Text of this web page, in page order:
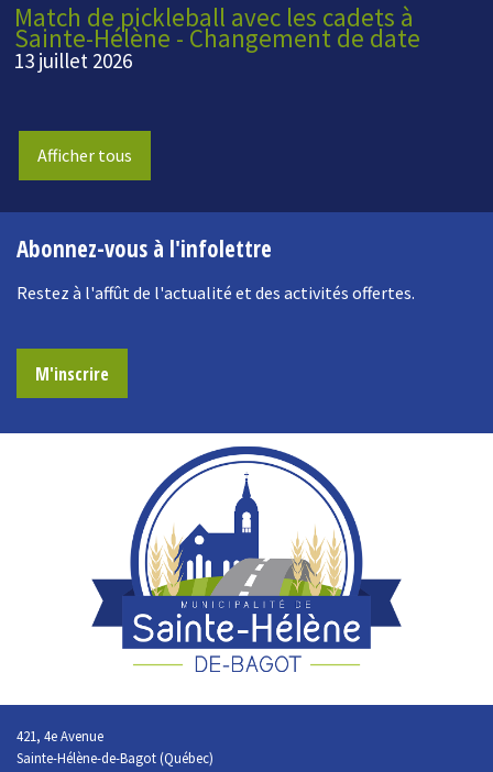
Match de pickleball avec les cadets à
Sainte-Hélène - Changement de date
13 juillet 2026
Afficher tous
Abonnez-vous à l'infolettre
Restez à l'affût de l'actualité et des activités offertes.
M'inscrire
421, 4e Avenue
Sainte-Hélène-de-Bagot (Québec)